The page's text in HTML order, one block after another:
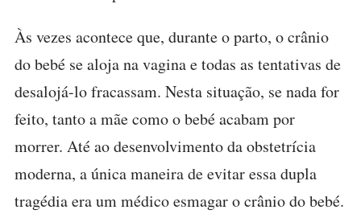
Às vezes acontece que, durante o parto, o crânio
do bebé se aloja na vagina e todas as tentativas de
desalojá-lo fracassam. Nesta situação, se nada for
feito, tanto a mãe como o bebé acabam por
morrer. Até ao desenvolvimento da obstetrícia
moderna, a única maneira de evitar essa dupla
tragédia era um médico esmagar o crânio do bebé.